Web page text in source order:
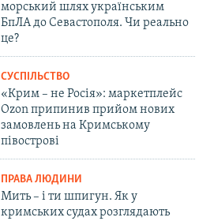
морський шлях українським
БпЛА до Севастополя. Чи реально
це?
СУСПІЛЬСТВО
«Крим – не Росія»: маркетплейс
Ozon припинив прийом нових
замовлень на Кримському
півострові
ПРАВА ЛЮДИНИ
Мить – і ти шпигун. Як у
кримських судах розглядають